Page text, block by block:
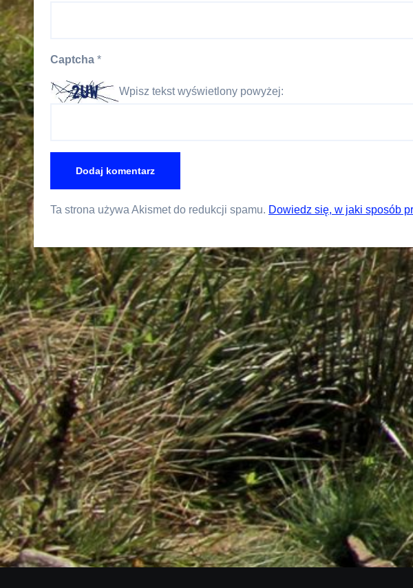
Captcha *
Wpisz tekst wyświetlony powyżej:
Ta strona używa Akismet do redukcji spamu. Dowiedz się, w jaki sposób